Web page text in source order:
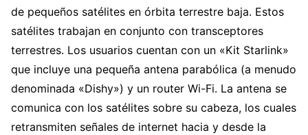
de pequeños satélites en órbita terrestre baja. Estos
satélites trabajan en conjunto con transceptores
terrestres. Los usuarios cuentan con un «Kit Starlink»
que incluye una pequeña antena parabólica (a menudo
denominada «Dishy») y un router Wi-Fi. La antena se
comunica con los satélites sobre su cabeza, los cuales
retransmiten señales de internet hacia y desde la